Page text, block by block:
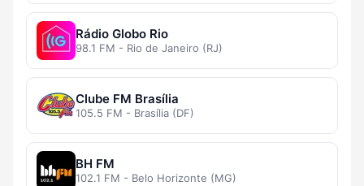
Rádio Globo Rio
98.1 FM - Rio de Janeiro (RJ)
Clube FM Brasília
105.5 FM - Brasília (DF)
BH FM
102.1 FM - Belo Horizonte (MG)